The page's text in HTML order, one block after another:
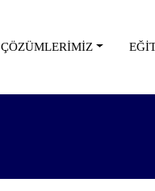
ÇÖZÜMLERİMİZ